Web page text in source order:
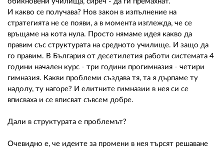
И какво се получава? Нов закон в изпълнение на
стратегията не се появи, а в момента изглежда, че се
връщаме на кота нула. Просто нямаме идея какво да
правим със структурата на средното училище. И защо да
го правим. В България от десетилетия работи системата 4
години начален курс - три години прогимназия - четири
гимназия. Какви проблеми създава тя, та я дърпаме ту
надолу, ту нагоре? И елитните гимназии в нея си се
вписваха и се вписват съвсем добре.
Дали в структурата е проблемът?
Очевидно е, че идеите за промени в нея търсят решаване